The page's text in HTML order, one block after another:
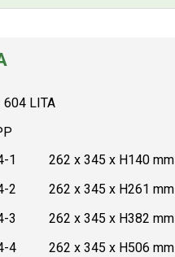
604 LITA
262 x 345 x H140 mm
262 x 345 x H261 mm
262 x 345 x H382 mm
262 x 345 x H506 mm